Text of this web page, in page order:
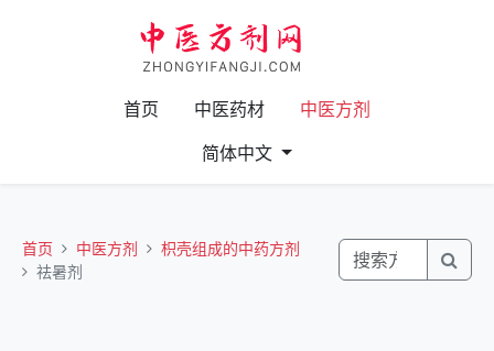
首页 中医药材
中医方剂
简体中文
首页 中医方剂
枳壳组成的中药方剂
祛暑剂